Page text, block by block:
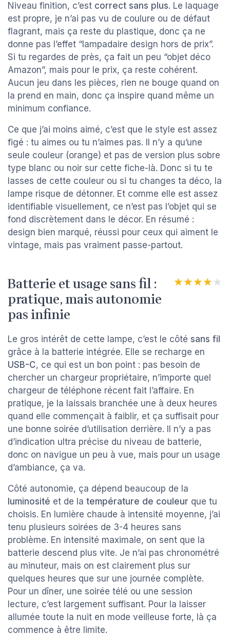
Niveau finition, c’est correct sans plus. Le laquage
est propre, je n’ai pas vu de coulure ou de défaut
flagrant, mais ça reste du plastique, donc ça ne
donne pas l’effet “lampadaire design hors de prix”.
Si tu regardes de près, ça fait un peu “objet déco
Amazon”, mais pour le prix, ça reste cohérent.
Aucun jeu dans les pièces, rien ne bouge quand on
la prend en main, donc ça inspire quand même un
minimum confiance.
Ce que j’ai moins aimé, c’est que le style est assez
figé : tu aimes ou tu n’aimes pas. Il n’y a qu’une
seule couleur (orange) et pas de version plus sobre
type blanc ou noir sur cette fiche-là. Donc si tu te
lasses de cette couleur ou si tu changes ta déco, la
lampe risque de détonner. Et comme elle est assez
identifiable visuellement, ce n’est pas l’objet qui se
fond discrètement dans le décor. En résumé :
design bien marqué, réussi pour ceux qui aiment le
vintage, mais pas vraiment passe-partout.
Batterie et usage sans fil :
pratique, mais autonomie
pas infinie
★★★★★
★★★★★
Le gros intérêt de cette lampe, c’est le côté sans fil
grâce à la batterie intégrée. Elle se recharge en
USB-C, ce qui est un bon point : pas besoin de
chercher un chargeur propriétaire, n’importe quel
chargeur de téléphone récent fait l’affaire. En
pratique, je la laissais branchée une à deux heures
quand elle commençait à faiblir, et ça suffisait pour
une bonne soirée d’utilisation derrière. Il n’y a pas
d’indication ultra précise du niveau de batterie,
donc on navigue un peu à vue, mais pour un usage
d’ambiance, ça va.
Côté autonomie, ça dépend beaucoup de la
luminosité et de la température de couleur que tu
choisis. En lumière chaude à intensité moyenne, j’ai
tenu plusieurs soirées de 3-4 heures sans
problème. En intensité maximale, on sent que la
batterie descend plus vite. Je n’ai pas chronométré
au minuteur, mais on est clairement plus sur
quelques heures que sur une journée complète.
Pour un dîner, une soirée télé ou une session
lecture, c’est largement suffisant. Pour la laisser
allumée toute la nuit en mode veilleuse forte, là ça
commence à être limite.